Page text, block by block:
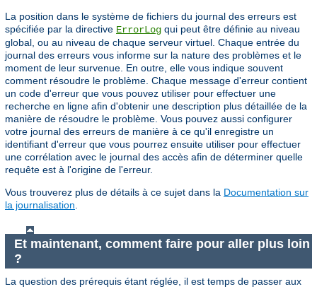
La position dans le système de fichiers du journal des erreurs est
spécifiée par la directive ErrorLog qui peut être définie au niveau
global, ou au niveau de chaque serveur virtuel. Chaque entrée du
journal des erreurs vous informe sur la nature des problèmes et le
moment de leur survenue. En outre, elle vous indique souvent
comment résoudre le problème. Chaque message d'erreur contient
un code d'erreur que vous pouvez utiliser pour effectuer une
recherche en ligne afin d'obtenir une description plus détaillée de la
manière de résoudre le problème. Vous pouvez aussi configurer
votre journal des erreurs de manière à ce qu'il enregistre un
identifiant d'erreur que vous pourrez ensuite utiliser pour effectuer
une corrélation avec le journal des accès afin de déterminer quelle
requête est à l'origine de l'erreur.
Vous trouverez plus de détails à ce sujet dans la Documentation sur
la journalisation
Et maintenant, comment faire pour aller plus loin
?
La question des prérequis étant réglée, il est temps de passer aux